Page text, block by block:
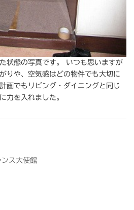
状態の写真です。 いつも思いますが
りや、空気感はどの物件でも大切に
画でもリビング・ダイニングと同じ
力を入れました。
ンス大使館